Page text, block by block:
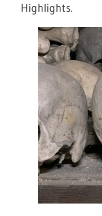
Highlights.